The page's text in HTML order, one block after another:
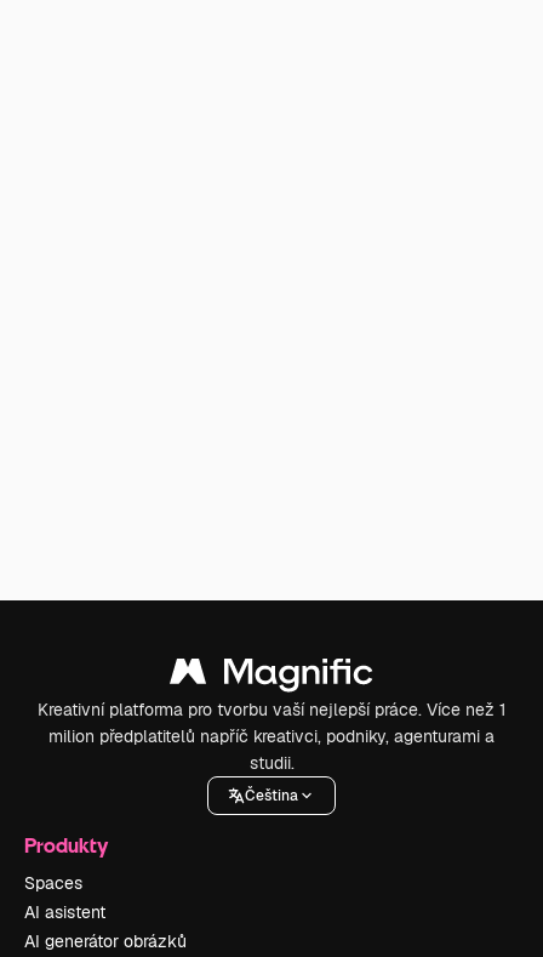
Kreativní platforma pro tvorbu vaší nejlepší práce. Více než 1
milion předplatitelů napříč kreativci, podniky, agenturami a
studii.
Čeština
Produkty
Spaces
AI asistent
AI generátor obrázků